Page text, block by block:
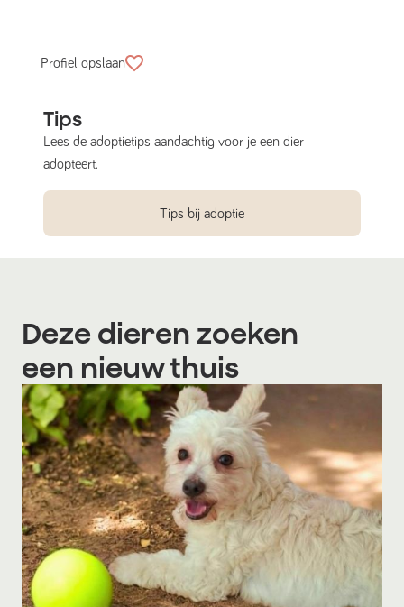
Profiel opslaan
Tips
Lees de adoptietips aandachtig voor je een dier
adopteert.
Tips bij adoptie
Deze dieren zoeken
een nieuw thuis